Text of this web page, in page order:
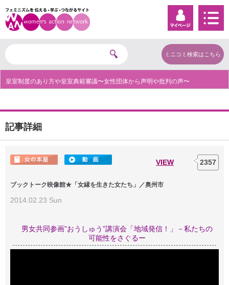
ミニコミ検索はこちら
皇室制度のあり方や皇室典範審議〜女性団体から声明や批判の声〜
記事詳細
VIEW 2357
ブックトーク映像館★「女縁を生きた女たち」／奥州市
2014.02.23 Sun
男女共同参画”おうしゅう”講演会「地域発信！」－私たちの
可能性をさぐるー